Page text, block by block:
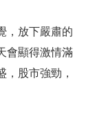
，放下嚴肅的
會顯得激情滿
股市強勁，